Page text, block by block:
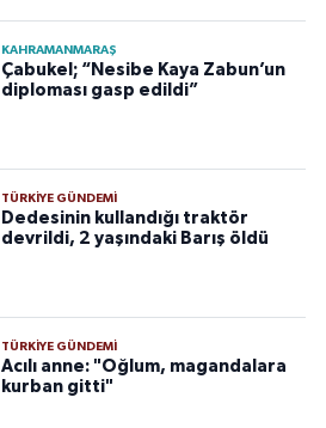
KAHRAMANMARAŞ
Çabukel; “Nesibe Kaya Zabun’un
diploması gasp edildi”
TÜRKIYE GÜNDEMI
Dedesinin kullandığı traktör
devrildi, 2 yaşındaki Barış öldü
TÜRKIYE GÜNDEMI
Acılı anne: "Oğlum, magandalara
kurban gitti"